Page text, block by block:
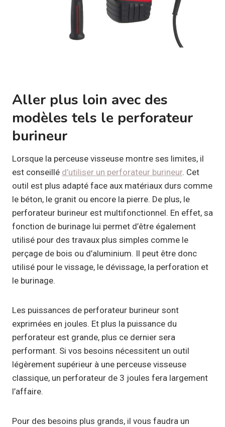
Aller plus loin avec des
modèles tels le perforateur
burineur
Lorsque la perceuse visseuse montre ses limites, il
est conseillé d’utiliser un perforateur burineur. Cet
outil est plus adapté face aux matériaux durs comme
le béton, le granit ou encore la pierre. De plus, le
perforateur burineur est multifonctionnel. En effet, sa
fonction de burinage lui permet d’être également
utilisé pour des travaux plus simples comme le
perçage de bois ou d’aluminium. Il peut être donc
utilisé pour le vissage, le dévissage, la perforation et
le burinage.
Les puissances de perforateur burineur sont
exprimées en joules. Et plus la puissance du
perforateur est grande, plus ce dernier sera
performant. Si vos besoins nécessitent un outil
légèrement supérieur à une perceuse visseuse
classique, un perforateur de 3 joules fera largement
l’affaire.
Pour des besoins plus grands, il vous faudra un